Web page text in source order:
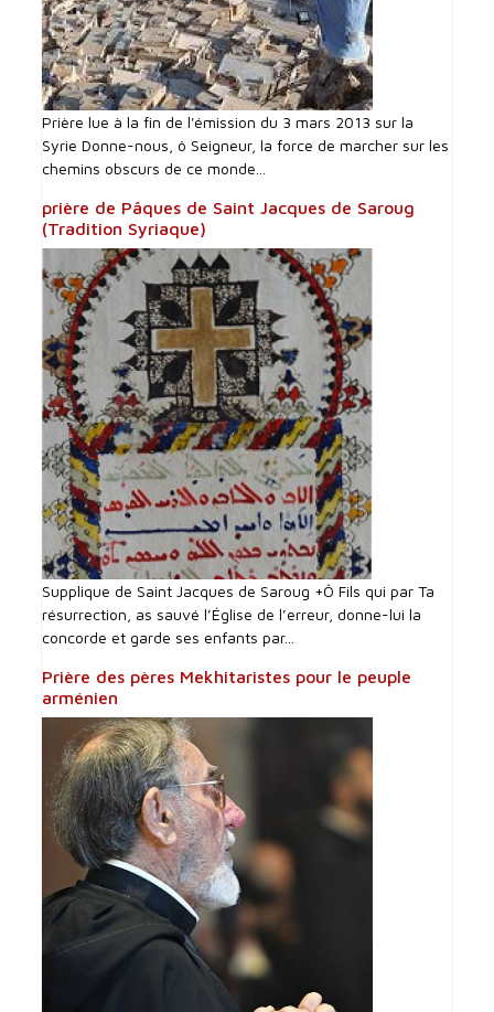
Prière lue à la fin de l'émission du 3 mars 2013 sur la
Syrie Donne-nous, ô Seigneur, la force de marcher sur les
chemins obscurs de ce monde...
prière de Pâques de Saint Jacques de Saroug
(Tradition Syriaque)
Supplique de Saint Jacques de Saroug +Ô Fils qui par Ta
résurrection, as sauvé l’Église de l’erreur, donne-lui la
concorde et garde ses enfants par...
Prière des pères Mekhitaristes pour le peuple
arménien